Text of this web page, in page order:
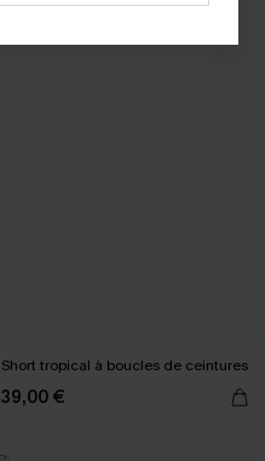
Short tropical à boucles de ceintures
39,00 €